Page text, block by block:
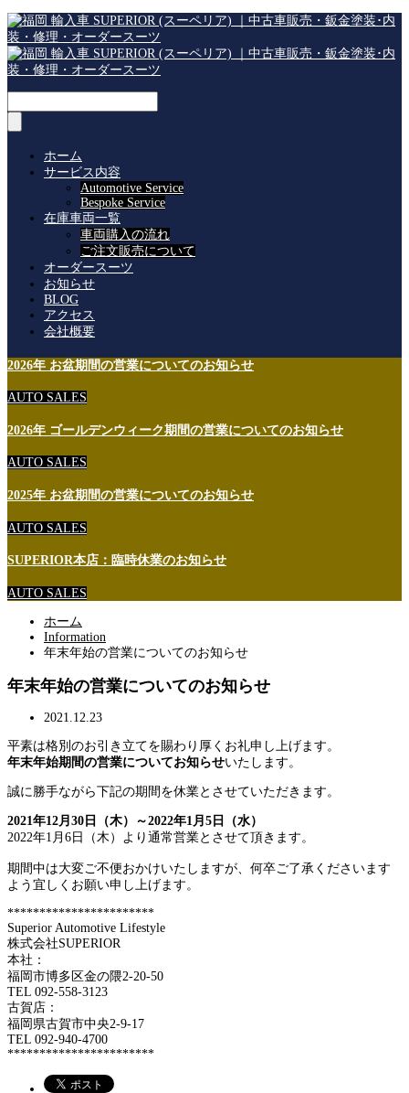
ホーム
サービス内容
Automotive Service
Bespoke Service
在庫車両一覧
車両購入の流れ
ご注文販売について
オーダースーツ
お知らせ
BLOG
アクセス
会社概要
2026年 お盆期間の営業についてのお知らせ
AUTO SALES
2026年 ゴールデンウィーク期間の営業についてのお知らせ
AUTO SALES
2025年 お盆期間の営業についてのお知らせ
AUTO SALES
SUPERIOR本店：臨時休業のお知らせ
AUTO SALES
ホーム
Information
年末年始の営業についてのお知らせ
年末年始の営業についてのお知らせ
2021.12.23
平素は格別のお引き立てを賜わり厚くお礼申し上げます。
年末年始期間の営業についてお知らせいたします。
誠に勝手ながら下記の期間を休業とさせていただきます。
2021年12月30日（木）～2022年1月5日（水）
2022年1月6日（木）より通常営業とさせて頂きます。
期間中は大変ご不便おかけいたしますが、何卒ご了承くださいます
よう宜しくお願い申し上げます。
***********************
Superior Automotive Lifestyle
株式会社SUPERIOR
本社：
福岡市博多区金の隈2-20-50
TEL 092-558-3123
古賀店：
福岡県古賀市中央2-9-17
TEL 092-940-4700
***********************